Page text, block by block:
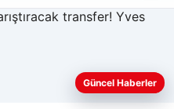
daha iyi anlayabilmek,Güncel Haberler